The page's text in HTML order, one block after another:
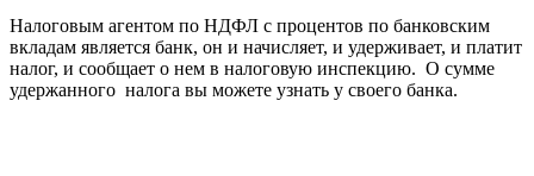
Налоговым агентом по НДФЛ с процентов по банковским
вкладам является банк, он и начисляет, и удерживает, и платит
налог, и сообщает о нем в налоговую инспекцию. О сумме
удержанного налога вы можете узнать у своего банка.